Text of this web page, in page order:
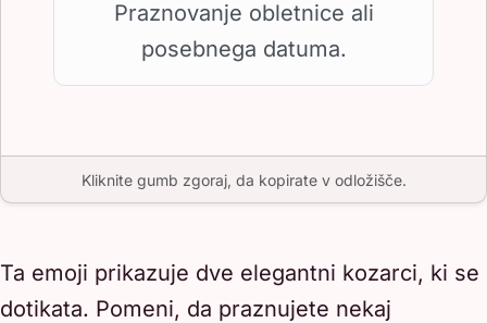
Praznovanje obletnice ali
posebnega datuma.
Kliknite gumb zgoraj, da kopirate v odložišče.
Ta emoji prikazuje dve elegantni kozarci, ki se
dotikata. Pomeni, da praznujete nekaj